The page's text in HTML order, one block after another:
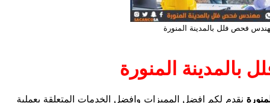
فحص فلل بالمدينة المنورة
المنورة
نقدم لكم افضل المميزات وافضل الخدمات المتعلقة بعملية